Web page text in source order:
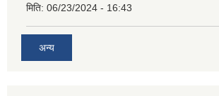
मिति: 06/23/2024 - 16:43
अन्य